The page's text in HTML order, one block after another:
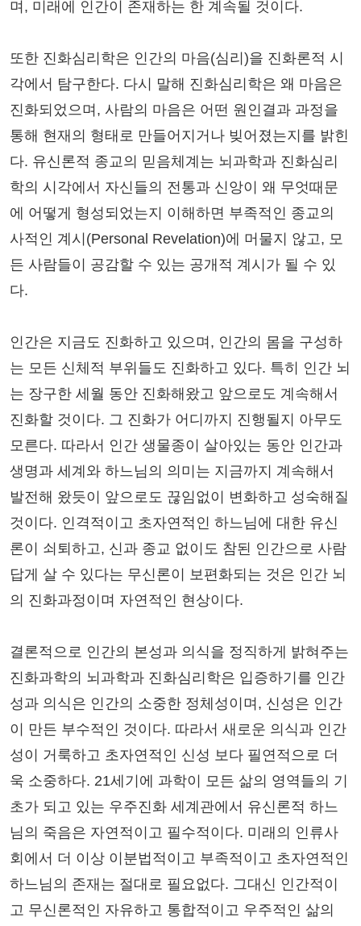
며, 미래에 인간이 존재하는 한 계속될 것이다.
또한 진화심리학은 인간의 마음(심리)을 진화론적 시
각에서 탐구한다. 다시 말해 진화심리학은 왜 마음은
진화되었으며, 사람의 마음은 어떤 원인결과 과정을
통해 현재의 형태로 만들어지거나 빚어졌는지를 밝힌
다. 유신론적 종교의 믿음체계는 뇌과학과 진화심리
학의 시각에서 자신들의 전통과 신앙이 왜 무엇때문
에 어떻게 형성되었는지 이해하면 부족적인 종교의
사적인 계시(Personal Revelation)에 머물지 않고, 모
든 사람들이 공감할 수 있는 공개적 계시가 될 수 있
다.
인간은 지금도 진화하고 있으며, 인간의 몸을 구성하
는 모든 신체적 부위들도 진화하고 있다. 특히 인간 뇌
는 장구한 세월 동안 진화해왔고 앞으로도 계속해서
진화할 것이다. 그 진화가 어디까지 진행될지 아무도
모른다. 따라서 인간 생물종이 살아있는 동안 인간과
생명과 세계와 하느님의 의미는 지금까지 계속해서
발전해 왔듯이 앞으로도 끊임없이 변화하고 성숙해질
것이다. 인격적이고 초자연적인 하느님에 대한 유신
론이 쇠퇴하고, 신과 종교 없이도 참된 인간으로 사람
답게 살 수 있다는 무신론이 보편화되는 것은 인간 뇌
의 진화과정이며 자연적인 현상이다.
결론적으로 인간의 본성과 의식을 정직하게 밝혀주는
진화과학의 뇌과학과 진화심리학은 입증하기를 인간
성과 의식은 인간의 소중한 정체성이며, 신성은 인간
이 만든 부수적인 것이다. 따라서 새로운 의식과 인간
성이 거룩하고 초자연적인 신성 보다 필연적으로 더
욱 소중하다. 21세기에 과학이 모든 삶의 영역들의 기
초가 되고 있는 우주진화 세계관에서 유신론적 하느
님의 죽음은 자연적이고 필수적이다. 미래의 인류사
회에서 더 이상 이분법적이고 부족적이고 초자연적인
하느님의 존재는 절대로 필요없다. 그대신 인간적이
고 무신론적인 자유하고 통합적이고 우주적인 삶의